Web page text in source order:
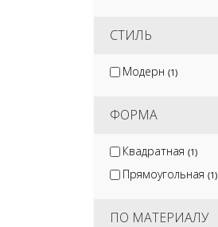
СТИЛЬ
Модерн (1)
ФОРМА
Квадратная (1)
Прямоугольная (1)
ПО МАТЕРИАЛУ